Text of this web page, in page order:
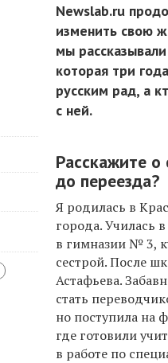
Newslab.ru
изменить свою
мы
которая три
русским рад, а
с ней.
Расскажите о
до переезда?
Я родилась в
города. Училась
в гимназии № 3,
сестрой. После
Астафьева.
стать
но поступила на
где готовили
в работе по